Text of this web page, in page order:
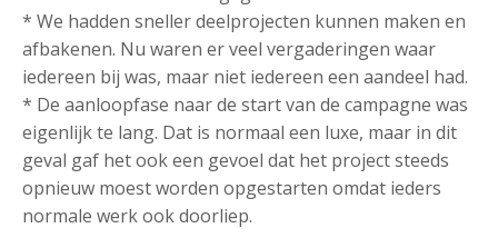
* We hadden sneller deelprojecten kunnen maken en
afbakenen. Nu waren er veel vergaderingen waar
iedereen bij was, maar niet iedereen een aandeel had.
* De aanloopfase naar de start van de campagne was
eigenlijk te lang. Dat is normaal een luxe, maar in dit
geval gaf het ook een gevoel dat het project steeds
opnieuw moest worden opgestarten omdat ieders
normale werk ook doorliep.